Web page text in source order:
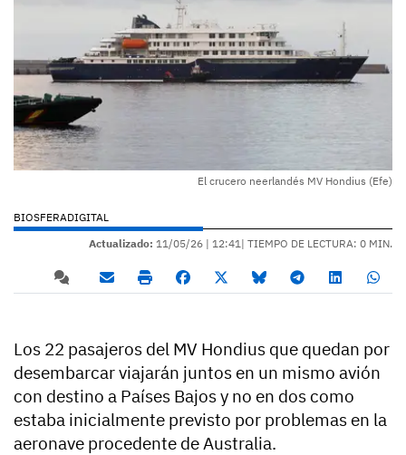
El crucero neerlandés MV Hondius (Efe)
BIOSFERADIGITAL
Actualizado: 11/05/26 | 12:41 | TIEMPO DE LECTURA: 0 MIN.
Los 22 pasajeros del MV Hondius que quedan por
desembarcar viajarán juntos en un mismo avión
con destino a Países Bajos y no en dos como
estaba inicialmente previsto por problemas en la
aeronave procedente de Australia.